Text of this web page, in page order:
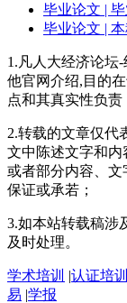
毕业论文 |
毕业论文 |
1.凡人大经济论坛
他官网介绍,目的
点和其真实性负责
2.转载的文章仅代
文中陈述文字和
或者部分内容、
保证或承若；
3.如本站转载稿涉
及时处理。
学术培训 |认证培训
易 |学报